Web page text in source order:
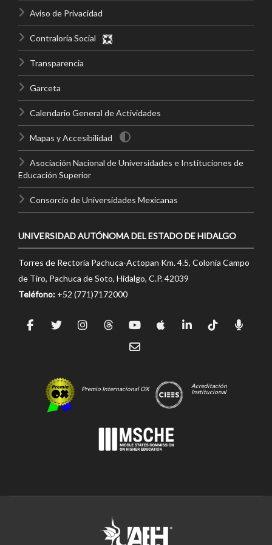
Aviso de Privacidad
Contraloría Social
Transparencia
Garceta
Calendario General de Actividades
Mapas y Accesibilidad
Asociación Nacional de Universidades e Instituciones de
Educación Superior
Consorcio de Universidades Mexicanas
UNIVERSIDAD AUTÓNOMA DEL ESTADO DE HIDALGO
Torres de Rectoría Pachuca-Actopan Km. 4.5, Colonia Campo
de Tiro, Pachuca de Soto, Hidalgo, C.P. 42039
Teléfono: +52 (771)7172000
Premio Internacional OX
Acreditación
Institucional